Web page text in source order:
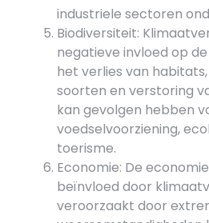
industriele sectoren
Biodiversiteit:
negatieve invloed op
het verlies van
soorten en verstoring
kan gevolgen hebben
voedselvoorziening,
toerisme.
Economie: De
beïnvloed door
veroorzaakt door